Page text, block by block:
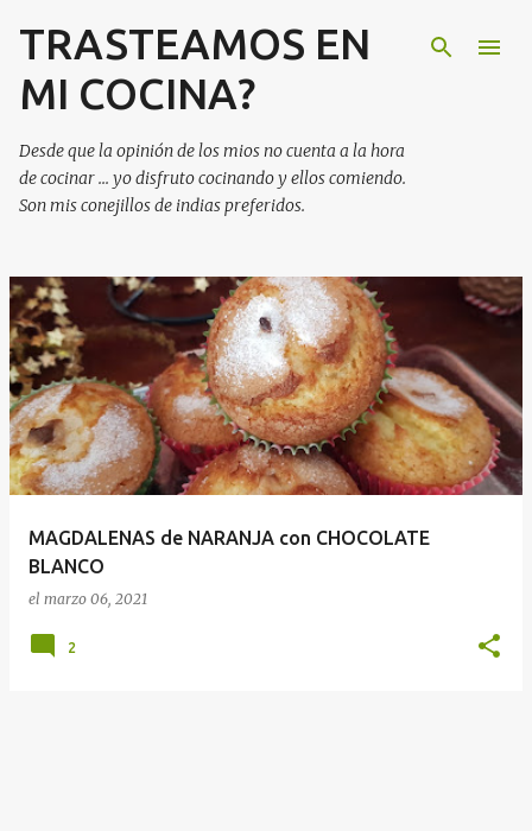
Ir al contenido principal
TRASTEAMOS EN
MI COCINA?
Desde que la opinión de los mios no cuenta a la hora
de cocinar ... yo disfruto cocinando y ellos comiendo.
Son mis conejillos de indias preferidos.
E
n
t
r
a
d
MAGDALENAS de NARANJA con CHOCOLATE
BLANCO
el marzo 06, 2021
2